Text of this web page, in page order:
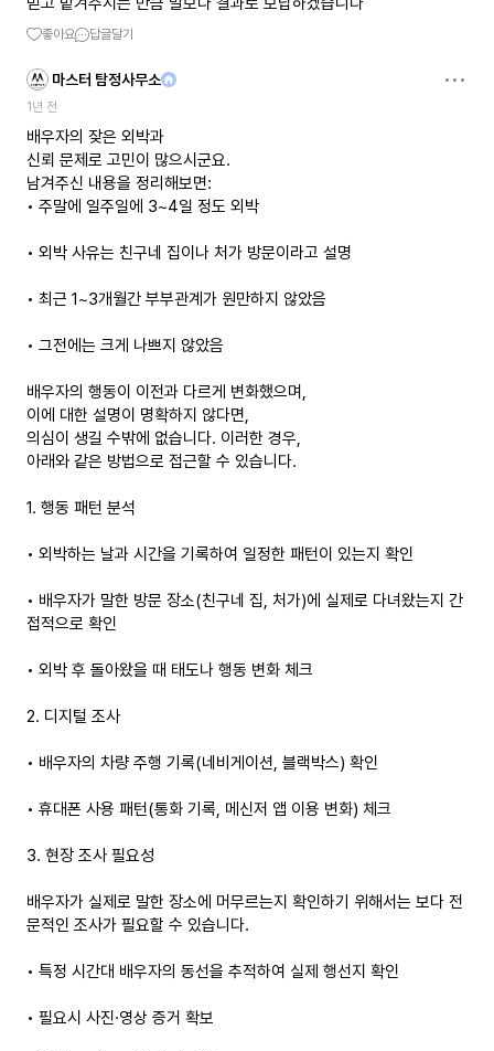
좋아요 답글달기
마스터 탐정사무소
1년 전
배우자의 잦은 외박과
신뢰 문제로 고민이 많으시군요.
남겨주신 내용을 정리해보면:
• 주말에 일주일에 3~4일 정도 외박
• 외박 사유는 친구네 집이나 처가 방문이라고 설명
• 최근 1~3개월간 부부관계가 원만하지 않았음
• 그전에는 크게 나쁘지 않았음
배우자의 행동이 이전과 다르게 변화했으며,
이에 대한 설명이 명확하지 않다면,
의심이 생길 수밖에 없습니다. 이러한 경우,
아래와 같은 방법으로 접근할 수 있습니다.
1. 행동 패턴 분석
• 외박하는 날과 시간을 기록하여 일정한 패턴이 있는지 확인
• 배우자가 말한 방문 장소(친구네 집, 처가)에 실제로 다녀왔는지 간
접적으로 확인
• 외박 후 돌아왔을 때 태도나 행동 변화 체크
2. 디지털 조사
• 배우자의 차량 주행 기록(네비게이션, 블랙박스) 확인
• 휴대폰 사용 패턴(통화 기록, 메신저 앱 이용 변화) 체크
3. 현장 조사 필요성
배우자가 실제로 말한 장소에 머무르는지 확인하기 위해서는 보다 전
문적인 조사가 필요할 수 있습니다.
• 특정 시간대 배우자의 동선을 추적하여 실제 행선지 확인
• 필요시 사진·영상 증거 확보